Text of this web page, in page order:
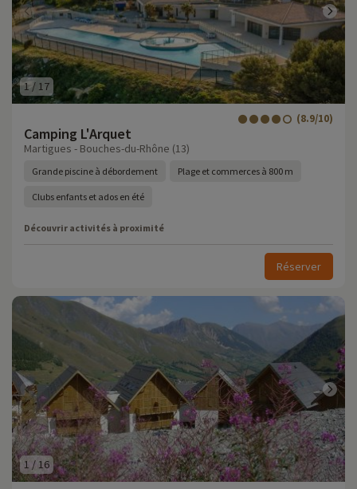
1/ 17
Camping L'Arquet
(8.9/10)
Martigues - Bouches-du-Rhône (13)
Grande piscine à débordement Plage et commerces à 800 m
Clubs enfants et ados en été
Découvrir activités à proximité
Réserver
1 /16